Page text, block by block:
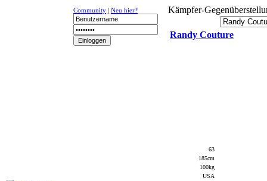
Community | Neu hier? Kämpfer-
Randy Couture
63
185cm
100kg
USA